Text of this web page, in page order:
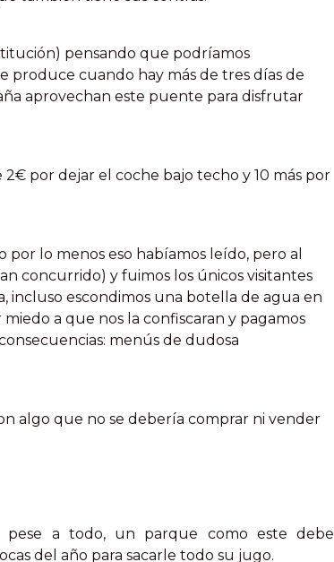
pensando que podríamos
produce cuando hay más de tres días de
aprovechan este puente para disfrutar
por dejar el coche bajo techo y 10 más por
por lo menos eso habíamos leído, pero al
concurrido) y fuimos los únicos visitantes
incluso escondimos una botella de agua en
a que nos la confiscaran y pagamos
menús de dudosa
algo que no se debería comprar ni vender
pese a todo, un parque como este debe
del año para sacarle todo su jugo.